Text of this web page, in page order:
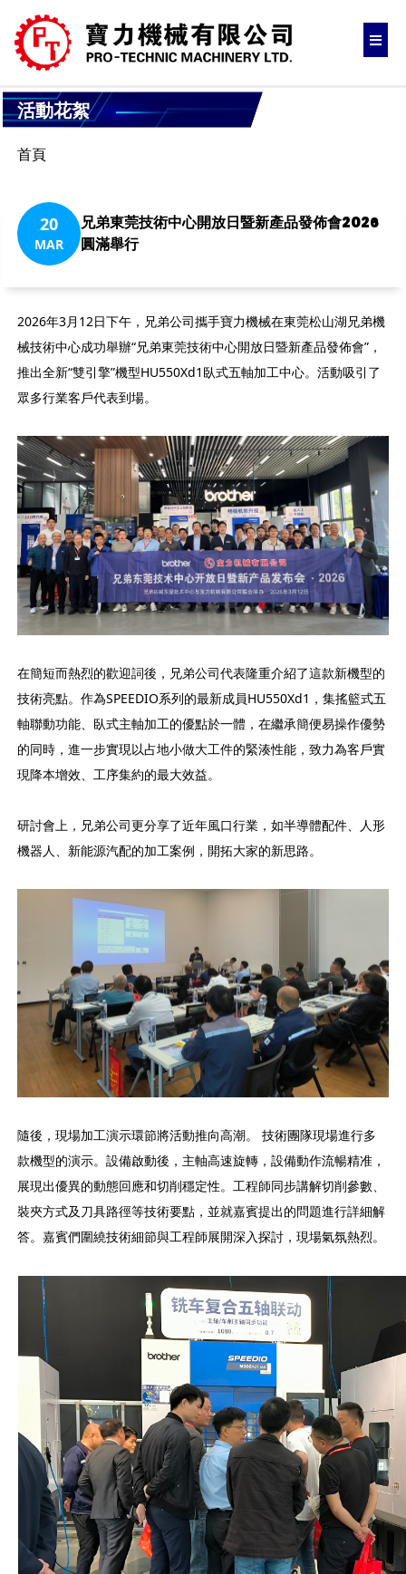
活動花絮
首頁
20
MAR
兄弟東莞技術中心開放日暨新產品發佈會2026
圓滿舉行
2026年3月12日下午，兄弟公司攜手寶力機械在東莞松山湖兄弟機
械技術中心成功舉辦“兄弟東莞技術中心開放日暨新產品發佈會”，
推出全新“雙引擎”機型HU550Xd1臥式五軸加工中心。活動吸引了
眾多行業客戶代表到場。
在簡短而熱烈的歡迎詞後，兄弟公司代表隆重介紹了這款新機型的
技術亮點。作為SPEEDIO系列的最新成員HU550Xd1，集搖籃式五
軸聯動功能、臥式主軸加工的優點於一體，在繼承簡便易操作優勢
的同時，進一步實現以占地小做大工件的緊湊性能，致力為客戶實
現降本增效、工序集約的最大效益。
研討會上，兄弟公司更分享了近年風口行業，如半導體配件、人形
機器人、新能源汽配的加工案例，開拓大家的新思路。
隨後，現場加工演示環節將活動推向高潮。 技術團隊現場進行多
款機型的演示。設備啟動後，主軸高速旋轉，設備動作流暢精准，
展現出優異的動態回應和切削穩定性。工程師同步講解切削參數、
裝夾方式及刀具路徑等技術要點，並就嘉賓提出的問題進行詳細解
答。嘉賓們圍繞技術細節與工程師展開深入探討，現場氣氛熱烈。